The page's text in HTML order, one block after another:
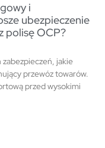
i
ubezpieczenie
polisę OCP?
jakie
przewóz towarów.
przed wysokimi